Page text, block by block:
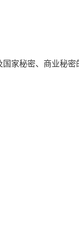
家秘密、商业秘密